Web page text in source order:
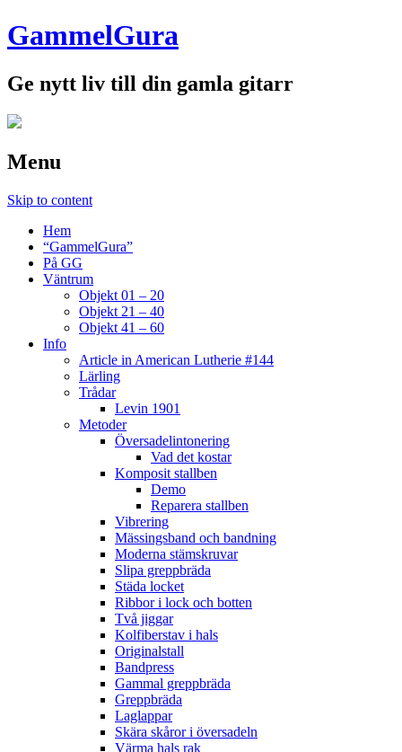
GammelGura
Ge nytt liv till din gamla gitarr
Menu
Skip to content
Hem
“GammelGura”
På GG
Väntrum
Objekt 01 – 20
Objekt 21 – 40
Objekt 41 – 60
Info
Article in American Lutherie #144
Lärling
Trådar
Levin 1901
Metoder
Översadelintonering
Vad det kostar
Komposit stallben
Demo
Reparera stallben
Vibrering
Mässingsband och bandning
Moderna stämskruvar
Slipa greppbräda
Städa locket
Ribbor i lock och botten
Två jiggar
Kolfiberstav i hals
Originalstall
Bandpress
Gammal greppbräda
Greppbräda
Laglappar
Skära skåror i översadeln
Värma hals rak